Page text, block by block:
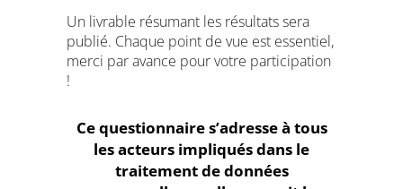
Un livrable résumant les résultats sera
publié. Chaque point de vue est essentiel,
merci par avance pour votre participation
!
Ce questionnaire s’adresse à tous
les acteurs impliqués dans le
traitement de données